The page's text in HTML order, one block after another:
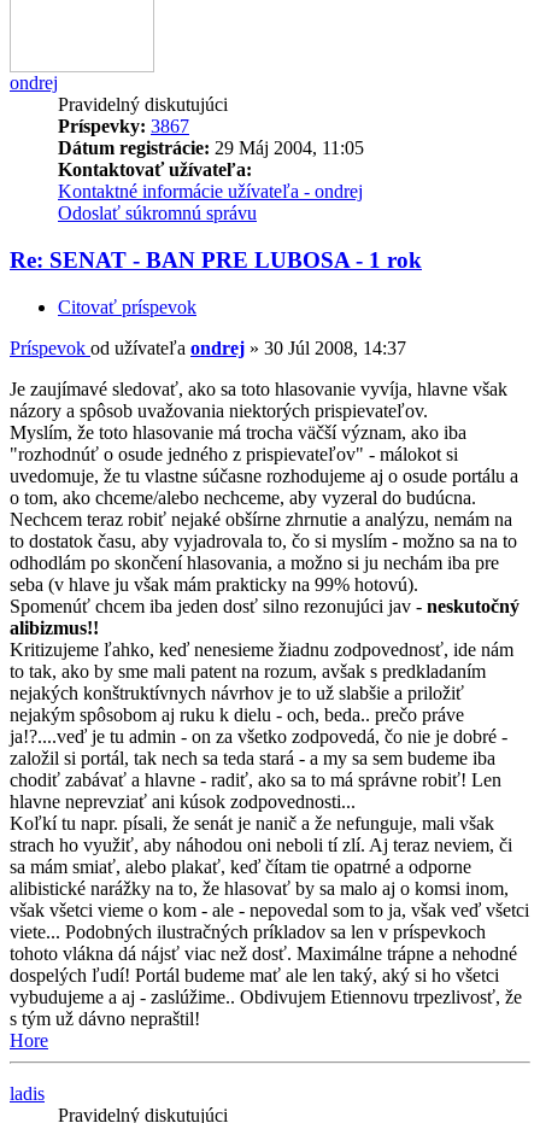
ondrej
Pravidelný diskutujúci
Príspevky: 3867
Dátum registrácie: 29 Máj 2004, 11:05
Kontaktovať užívateľa:
Kontaktné informácie užívateľa - ondrej
Odoslať súkromnú správu
Re: SENAT - BAN PRE LUBOSA - 1 rok
Citovať príspevok
Príspevok od užívateľa ondrej » 30 Júl 2008, 14:37
Je zaujímavé sledovať, ako sa toto hlasovanie vyvíja, hlavne však
názory a spôsob uvažovania niektorých prispievateľov.
Myslím, že toto hlasovanie má trocha väčší význam, ako iba
"rozhodnúť o osude jedného z prispievateľov" - málokot si
uvedomuje, že tu vlastne súčasne rozhodujeme aj o osude portálu a
o tom, ako chceme/alebo nechceme, aby vyzeral do budúcna.
Nechcem teraz robiť nejaké obšírne zhrnutie a analýzu, nemám na
to dostatok času, aby vyjadrovala to, čo si myslím - možno sa na to
odhodlám po skončení hlasovania, a možno si ju nechám iba pre
seba (v hlave ju však mám prakticky na 99% hotovú).
Spomenúť chcem iba jeden dosť silno rezonujúci jav - neskutočný
alibizmus!!
Kritizujeme ľahko, keď nenesieme žiadnu zodpovednosť, ide nám
to tak, ako by sme mali patent na rozum, avšak s predkladaním
nejakých konštruktívnych návrhov je to už slabšie a priložiť
nejakým spôsobom aj ruku k dielu - och, beda.. prečo práve
ja!?....veď je tu admin - on za všetko zodpovedá, čo nie je dobré -
založil si portál, tak nech sa teda stará - a my sa sem budeme iba
chodiť zabávať a hlavne - radiť, ako sa to má správne robiť! Len
hlavne neprevziať ani kúsok zodpovednosti...
Koľkí tu napr. písali, že senát je nanič a že nefunguje, mali však
strach ho využiť, aby náhodou oni neboli tí zlí. Aj teraz neviem, či
sa mám smiať, alebo plakať, keď čítam tie opatrné a odporne
alibistické narážky na to, že hlasovať by sa malo aj o komsi inom,
však všetci vieme o kom - ale - nepovedal som to ja, však veď všetci
viete... Podobných ilustračných príkladov sa len v príspevkoch
tohoto vlákna dá nájsť viac než dosť. Maximálne trápne a nehodné
dospelých ľudí! Portál budeme mať ale len taký, aký si ho všetci
vybudujeme a aj - zaslúžime.. Obdivujem Etiennovu trpezlivosť, že
s tým už dávno nepraštil!
Hore
ladis
Pravidelný diskutujúci